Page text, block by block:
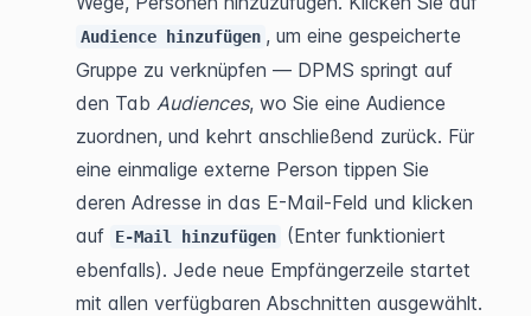
Audience hinzufügen , um eine gespeicherte
Gruppe zu verknüpfen — DPMS springt auf
den Tab Audiences, wo Sie eine Audience
zuordnen, und kehrt anschließend zurück. Für
eine einmalige externe Person tippen Sie
deren Adresse in das E-Mail-Feld und klicken
auf
E-Mail hinzufügen
(Enter funktioniert
ebenfalls). Jede neue Empfängerzeile startet
mit allen verfügbaren Abschnitten ausgewählt.